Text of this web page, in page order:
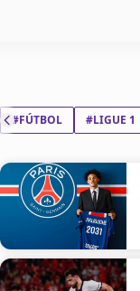
#FÚTBOL #LIGUE 1